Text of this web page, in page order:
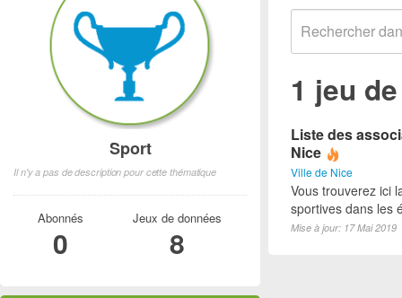
1 jeu
Liste des
Nice
Ville de Nice
Vous trouverez ici
sportives dans les
Mise à jour: 17 Mai 2019
Sport
Il n'y a pas de description pour cette thématique
Abonnés
0
Jeux de données
8